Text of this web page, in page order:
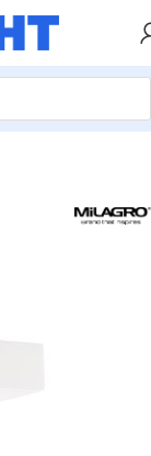
1xES111 GU10